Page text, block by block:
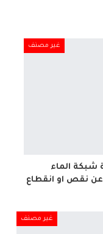
غير مصنف
الماء
نقص او انقطاع
غير مصنف